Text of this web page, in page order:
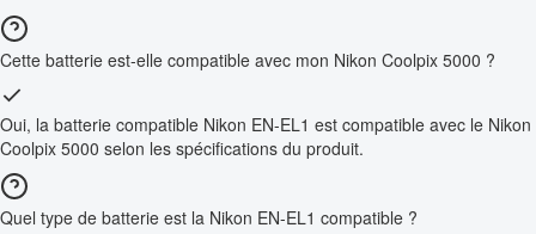
Cette batterie est-elle compatible avec mon Nikon Coolpix 5000 ?
Oui, la batterie compatible Nikon EN-EL1 est compatible avec le Nikon
Coolpix 5000 selon les spécifications du produit.
Quel type de batterie est la Nikon EN-EL1 compatible ?